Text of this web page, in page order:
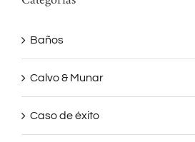
Baños
Calvo & Munar
Caso de éxito